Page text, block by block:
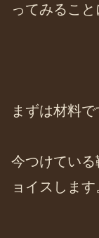
ってみること
まずは材料で
今つけてい
ョイスします